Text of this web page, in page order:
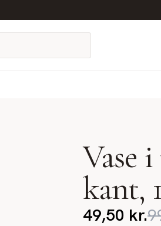
Vase
kant,
49,50 kr.